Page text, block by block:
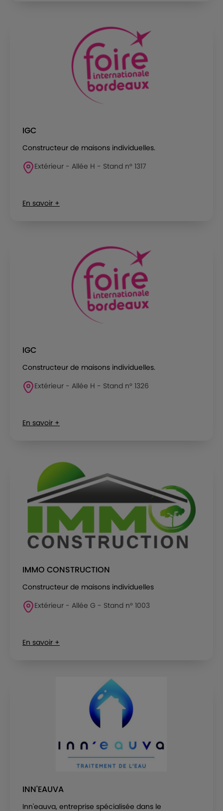
IGC
Constructeur de maisons individuelles.
Extérieur - Allée H - Stand n° 1317
En savoir +
IGC
Constructeur de maisons individuelles.
Extérieur - Allée H - Stand n° 1326
En savoir +
IMMO CONSTRUCTION
Constructeur de maisons individuelles
Extérieur - Allée G - Stand n° 1003
En savoir +
INN'EAUVA
Inn'eauva, entreprise spécialisée dans le